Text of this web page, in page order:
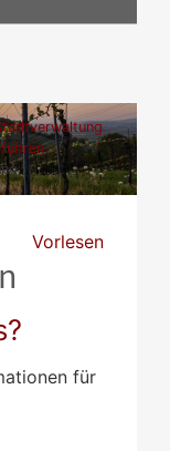
Vorlesen
für